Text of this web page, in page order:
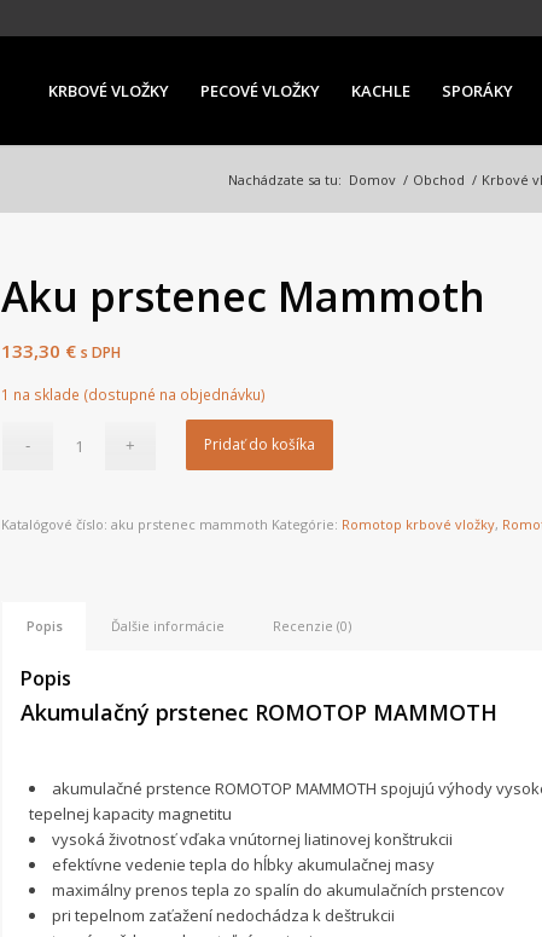
KRBOVÉ VLOŽKY PECOVÉ VLOŽKY KACHLE SPORÁKY
Nachádzate sa tu: Domov / Obchod / Krbové
Aku prstenec Mammoth
133,30 € s DPH
1 na sklade (dostupné na objednávku)
Pridať do košíka
Katalógové číslo:aku prstenec mammoth Kategórie: Romotop krbové vložky,
Popis Ďalšie informácie Recenzie (0)
Popis
Akumulačný prstenec ROMOTOP MAMMOTH
akumulačné prstence ROMOTOP MAMMOTH spojujú výhody
tepelnej kapacity magnetitu
vysoká životnosť vďaka vnútornej liatinovej konštrukcii
efektívne vedenie tepla do hĺbky akumulačnej masy
maximálny prenos tepla zo spalín do akumulačních prstencov
pri tepelnom zaťažení nedochádza k deštrukcii